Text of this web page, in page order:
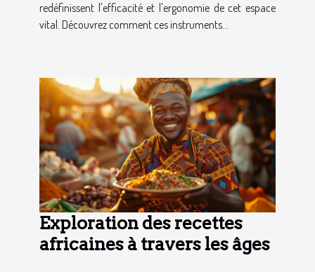
redéfinissent l'efficacité et l'ergonomie de cet espace
vital. Découvrez comment ces instruments...
Exploration des recettes
africaines à travers les âges